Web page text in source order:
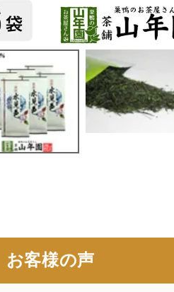
お客様の声